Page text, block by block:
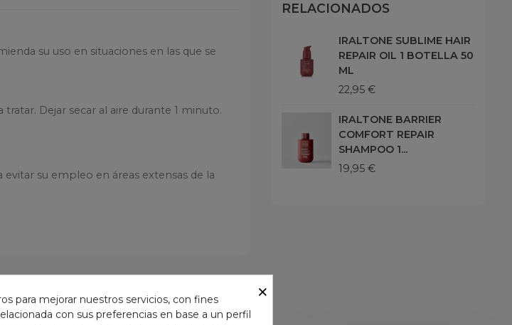
su uso en situaciones en las que se
Dejar secar al aire durante 1 minuto.
evitar su empleo en áreas extensas de la
562 04 20
y de cualquier otra fuente de ignición.
RELACIONADOS
IRALTONE SUBLIME HAIR
REPAIR OIL 1 BOTELLA 50
ML
22,95 €
IRALTONE BARRIER
COMFORT REPAIR
SHAMPOO 1...
19,95 €
×
para mejorar nuestros servicios, con fines
con sus preferencias en base a un perfil